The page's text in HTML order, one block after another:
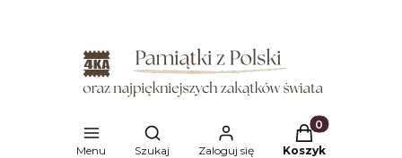
Menu
Otwórz wyszukiwarkę
Szukaj Zaloguj się
Produkty w
Koszyk